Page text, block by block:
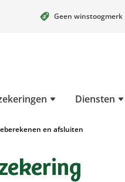
Geen winstoogmerk
Diensten
en afsluiten